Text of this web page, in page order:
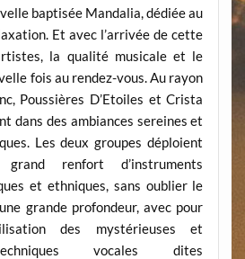
baptisée Mandalia, dédiée au
Et avec l’arrivée de cette
la qualité musicale et le
fois au rendez-vous. Au rayon
Poussières D’Etoiles et Crista
dans des ambiances sereines et
Les deux groupes déploient
renfort d’instruments
et ethniques, sans oublier le
grande profondeur, avec pour
des mystérieuses et
vocales dites